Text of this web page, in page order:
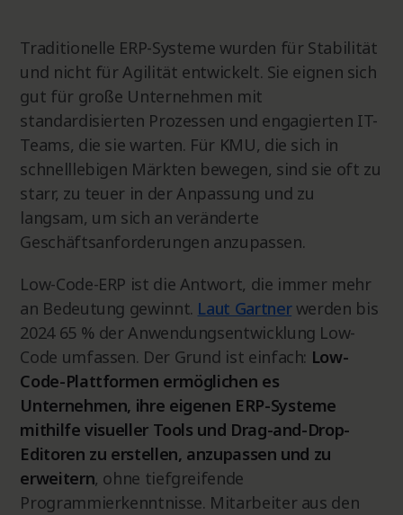
Traditionelle ERP-Systeme wurden für Stabilität
und nicht für Agilität entwickelt. Sie eignen sich
gut für große Unternehmen mit
standardisierten Prozessen und engagierten IT-
Teams, die sie warten. Für KMU, die sich in
schnelllebigen Märkten bewegen, sind sie oft zu
starr, zu teuer in der Anpassung und zu
langsam, um sich an veränderte
Geschäftsanforderungen anzupassen.
Low-Code-ERP ist die Antwort, die immer mehr
an Bedeutung gewinnt. Laut Gartnerwerden bis
2024 65 % der Anwendungsentwicklung Low-
Code umfassen. Der Grund ist einfach: Low-
Code-Plattformen ermöglichen es
Unternehmen, ihre eigenen ERP-Systeme
mithilfe visueller Tools und Drag-and-Drop-
Editoren zu erstellen, anzupassen und zu
erweitern, ohne tiefgreifende
Programmierkenntnisse. Mitarbeiter aus den